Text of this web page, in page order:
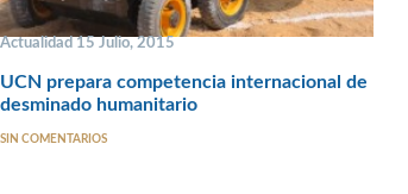
Actualidad 15 Julio, 2015
UCN prepara competencia internacional de
desminado humanitario
SIN COMENTARIOS